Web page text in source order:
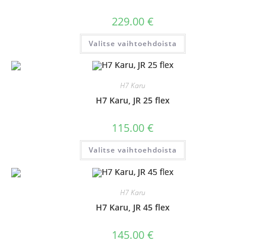
229.00 €
Valitse vaihtoehdoista
Tällä
on
H7 Karu
H7 Karu, JR 25 flex
115.00 €
Valitse vaihtoehdoista
Tällä
on
H7 Karu
H7 Karu, JR 45 flex
145.00 €